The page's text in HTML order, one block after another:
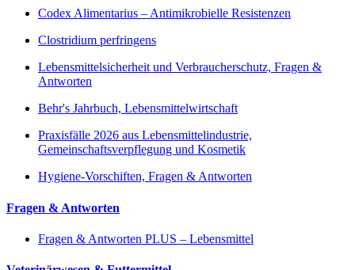
Codex Alimentarius – Antimikrobielle Resistenzen
Clostridium perfringens
Lebensmittelsicherheit und Verbraucherschutz, Fragen &
Antworten
Behr's Jahrbuch, Lebensmittelwirtschaft
Praxisfälle 2026 aus Lebensmittelindustrie,
Gemeinschaftsverpflegung und Kosmetik
Hygiene-Vorschiften, Fragen & Antworten
Fragen & Antworten
Fragen & Antworten PLUS – Lebensmittel